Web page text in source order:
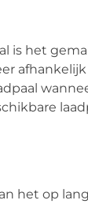
is het
het op